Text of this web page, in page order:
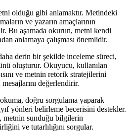
olduğu gibi anlamaktır. Metindeki
ve yazarın amaçlarının
Bu aşamada okurun, metni kendi
anlamaya çalışması önemlidir.
derin bir şekilde inceleme süreci,
oluşturur. Okuyucu, kullanılan
ve metnin retorik stratejilerini
değerlendirir.
doğru sorgulama yaparak
yönleri belirleme becerisini destekler.
metnin sunduğu bilgilerin
ve tutarlılığını sorgular.